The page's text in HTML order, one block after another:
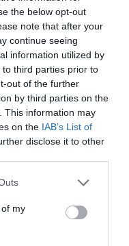
the below opt-out
note that after your
continue seeing
information utilized by
third parties prior to
out of the further
by third parties on the
This information may
on the IAB’s List of
disclose it to other
one or more Google
You may click to
its third-party tags to
in below Google
my
αλλάζει
Έρχονται
μαζί με
μελτέμια
και γιος οι
από τη